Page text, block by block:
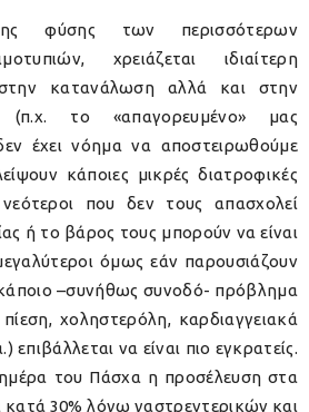
φύσης των περισσότερων
χρειάζεται ιδιαίτερη
κατανάλωση αλλά και στην
(π.χ. το «απαγορευμένο» μας
έχει νόημα να αποστειρωθούμε
κάποιες μικρές διατροφικές
που δεν τους απασχολεί
ή το βάρος τους μπορούν να είναι
όμως εάν παρουσιάζουν
–συνήθως συνοδό- πρόβλημα
χοληστερόλη, καρδιαγγειακά
να είναι πιο εγκρατείς.
του Πάσχα η προσέλευση στα
κατά 30% λόγω γαστρεντερικών και